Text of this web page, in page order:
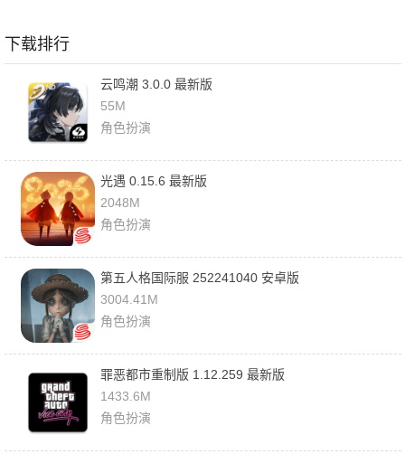
下载排行
云鸣潮 3.0.0 最新版
55M
角色扮演
光遇 0.15.6 最新版
2048M
角色扮演
第五人格国际服 252241040 安卓版
3004.41M
角色扮演
罪恶都市重制版 1.12.259 最新版
1433.6M
角色扮演